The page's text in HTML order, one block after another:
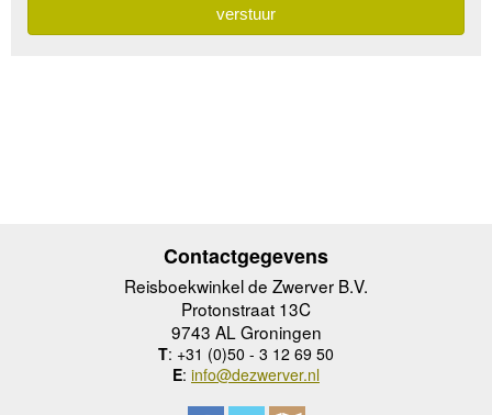
Contactgegevens
Reisboekwinkel de Zwerver B.V.
Protonstraat 13C
9743 AL Groningen
T: +31 (0)50 - 3 12 69 50
E: info@dezwerver.nl